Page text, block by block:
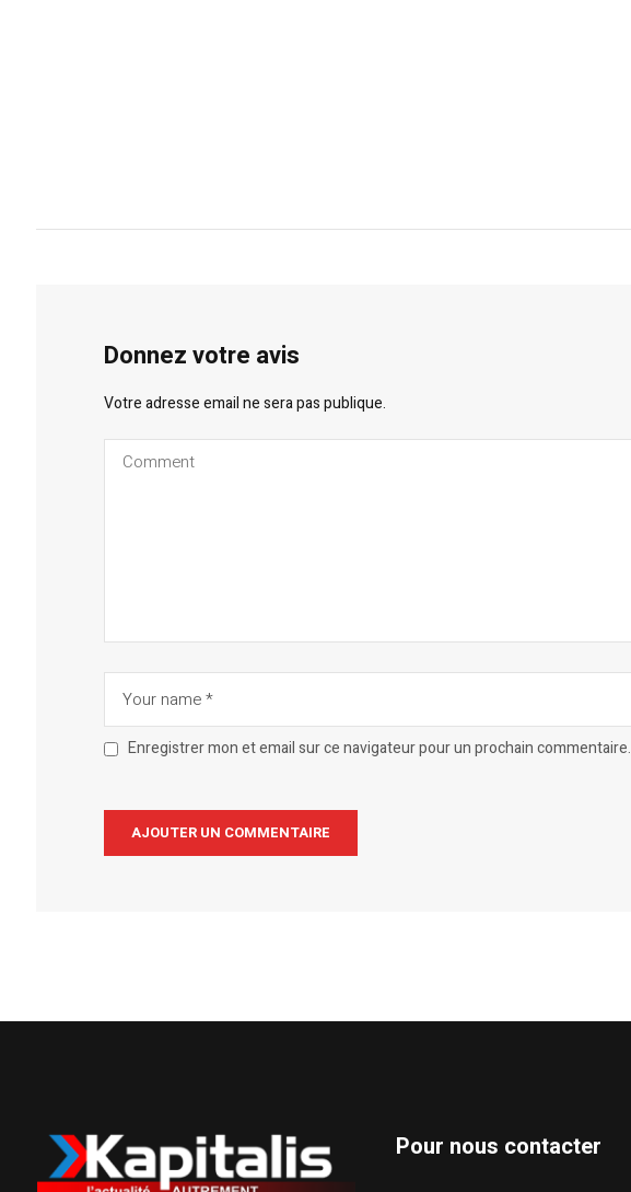
Donnez votre avis
Votre adresse email ne sera pas publique.
Enregistrer mon et email sur ce navigateur pour un prochain commentaire.
Pour nous contacter